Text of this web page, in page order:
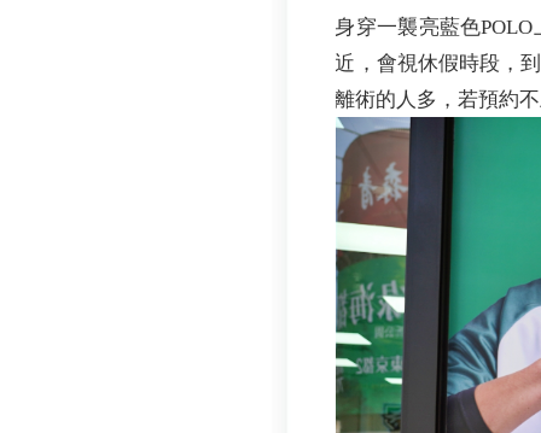
身穿一襲亮藍色
近，會視休假時段，
離術的人多，若預約